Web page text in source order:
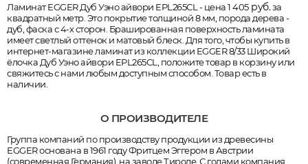
Ламинат EGGER Дуб Уэно айвори EPL265CL - цена 1 405руб.за
квадратный метр. Это покрытие толщиной 8 мм, порода дерева -
дуб, фаска с 4-х сторон. Брашированная поверхность ламината
имеет светлый оттенок и матовый блеск. Для того, чтобы купить в
интернет-магазине ламинат из коллекции EGGER 8/33 Широкий
ёлочка Дуб Уэно айвори EPL265CL, положите товар в корзину или
свяжитесь с нами любым доступным способом. Товар есть в
наличии.
О ПРОИЗВОДИТЕЛЕ
Группа компаний по производству продукции из древесины
EGGER основана в 1961 году Фритцем Эггером в Австрии
(современная Германия), на заводе Тироле. С годами компания